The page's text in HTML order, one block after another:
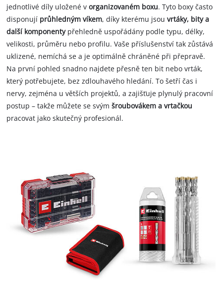
jednotlivé díly uložené vorganizovaném boxu. Tyto boxy často
disponují průhledným víkem, díky kterému jsouvrtáky, bity a
další komponentypřehledně uspořádány podle typu, délky,
velikosti, průměru nebo profilu. Vaše příslušenství tak zůstává
uklizené, nemíchá se a je optimálně chráněné při přepravě.
Na první pohled snadno najdete přesně ten bit nebo vrták,
který potřebujete, bez zdlouhavého hledání. To šetří čas i
nervy, zejména u větších projektů, a zajišťuje plynulý pracovní
postup – takže můžete se svýmšroubovákem a vrtačkou
pracovat jako skutečný profesionál.